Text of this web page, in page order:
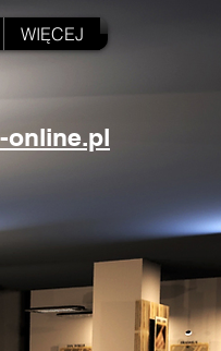
online.pl
WIĘCEJ